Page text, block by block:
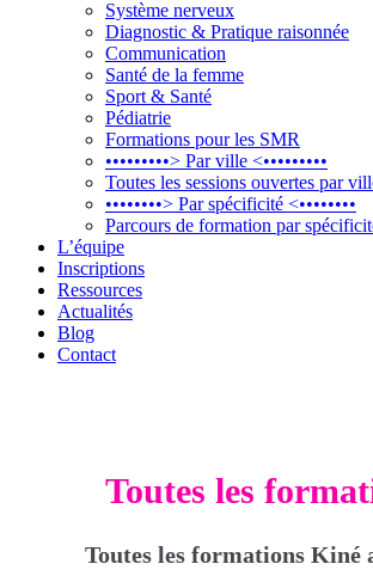
Système nerveux
Diagnostic & Pratique raisonnée
Communication
Santé de la femme
Sport & Santé
Pédiatrie
Formations pour les SMR
•••••••••> Par ville <•••••••••
Toutes les sessions ouvertes par
••••••••> Par spécificité <••••••••
Parcours de formation par
L’équipe
Inscriptions
Ressources
Actualités
Blog
Contact
Toutes les
Toutes les formations Kiné